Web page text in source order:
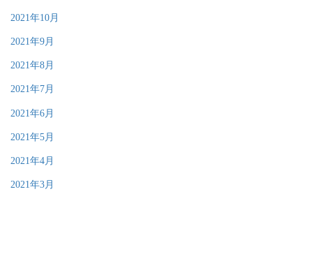
2021年10月
2021年9月
2021年8月
2021年7月
2021年6月
2021年5月
2021年4月
2021年3月